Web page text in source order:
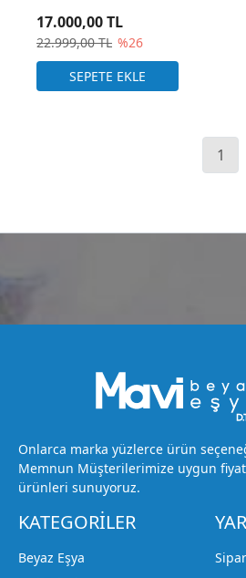
22.999,00 TL %26
17.000,00 TL
1
Onlarca marka yüzlerce ürün
Memnun Müşterilerimize uygun
ürünleri sunuyoruz.
KATEGORİLER
Beyaz Eşya